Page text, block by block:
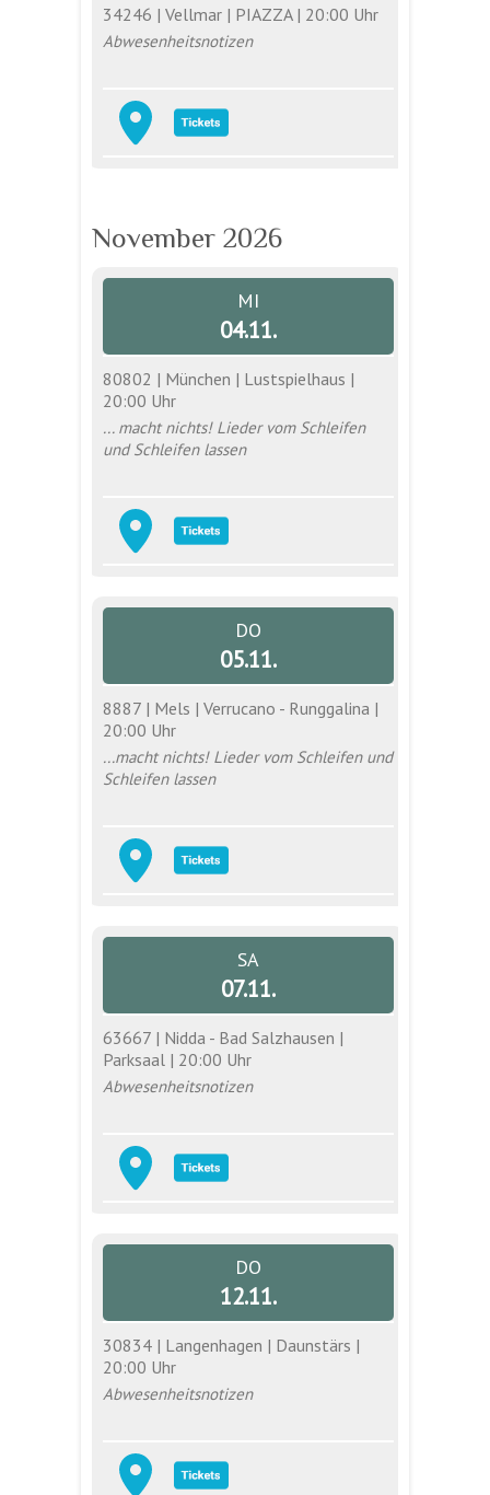
34246 | Vellmar | PIAZZA | 20:00 Uhr
Abwesenheitsnotizen
November 2026
MI
04.11.
80802 | München | Lustspielhaus |
20:00 Uhr
... macht nichts! Lieder vom Schleifen
und Schleifen lassen
DO
05.11.
8887 | Mels | Verrucano - Runggalina |
20:00 Uhr
...macht nichts! Lieder vom Schleifen und
Schleifen lassen
SA
07.11.
63667 | Nidda - Bad Salzhausen |
Parksaal | 20:00 Uhr
Abwesenheitsnotizen
DO
12.11.
30834 | Langenhagen | Daunstärs |
20:00 Uhr
Abwesenheitsnotizen